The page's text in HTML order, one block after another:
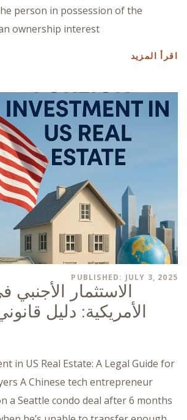
person in possession of the
ownership interest.
اقرأ المزيد
PUBLISHED: JULY 3, 2025
الاستثمار الأجنبي
الأمريكية: دليل
in US Real Estate: A Legal Guide for
A Chinese tech entrepreneur
a Seattle condo deal after 6 months